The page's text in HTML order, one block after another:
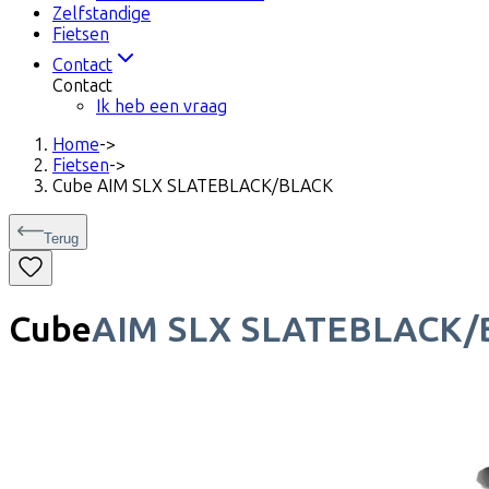
Zelfstandige
Fietsen
Contact
Contact
Ik heb een vraag
Home->
Fietsen->
Cube AIM SLX SLATEBLACK/BLACK
Terug
CubeAIM SLX SLATEBLACK/